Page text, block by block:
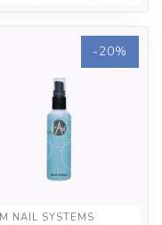
-20%
NAIL SYSTEMS